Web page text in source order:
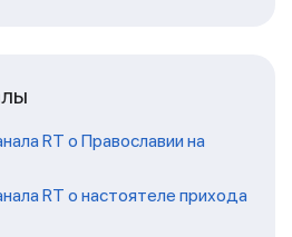
RT о Православии на
RT о настоятеле прихода